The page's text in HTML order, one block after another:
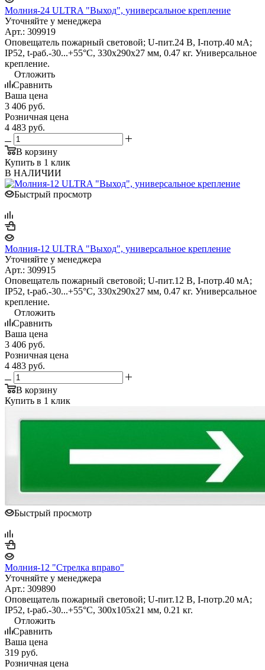
Молния-24 ULTRA "Выход", универсальное крепление
Уточняйте у менеджера
Арт.: 309919
Оповещатель пожарный световой; U-пит.24 В, I-потр.40 мА;
IP52, t-раб.-30...+55°С, 330х290х27 мм, 0.47 кг. Универсальное
крепление.
Отложить
Сравнить
Ваша цена
3 406 руб.
Розничная цена
4 483 руб.
В корзину
Купить в 1 клик
В НАЛИЧИИ
Быстрый просмотр
Молния-12 ULTRA "Выход", универсальное крепление
Уточняйте у менеджера
Арт.: 309915
Оповещатель пожарный световой; U-пит.12 В, I-потр.40 мА;
IP52, t-раб.-30...+55°С, 330х290х27 мм, 0.47 кг. Универсальное
крепление.
Отложить
Сравнить
Ваша цена
3 406 руб.
Розничная цена
4 483 руб.
В корзину
Купить в 1 клик
Быстрый просмотр
Молния-12 "Стрелка вправо"
Уточняйте у менеджера
Арт.: 309890
Оповещатель пожарный световой; U-пит.12 В, I-потр.20 мА;
IP52, t-раб.-30...+55°С, 300х105х21 мм, 0.21 кг.
Отложить
Сравнить
Ваша цена
319 руб.
Розничная цена